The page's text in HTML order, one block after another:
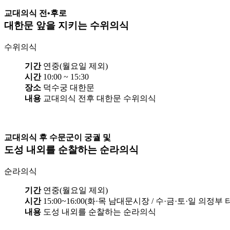
교대의식 전•후로
대한문 앞을 지키는 수위의식
수위의식
기간연중(월요일 제외)
시간10:00 ~ 15:30
장소 덕수궁 대한문
내용 교대의식 전후 대한문 수위의식
교대의식 후 수문군이 궁궐 및
도성 내외를 순찰하는 순라의식
순라의식
기간연중(월요일 제외)
시간15:00~16:00(화·목 남대문시장 / 수·금·토·일 의정부
내용 도성 내외를 순찰하는 순라의식